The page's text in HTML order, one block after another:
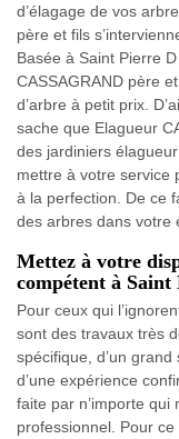
d’élagage de vos
père et fils
Basée à Saint Pierre
CASSAGRAND père
d’arbre à petit prix.
sache que Elagueur
des jardiniers
mettre à votre service
à la perfection. De ce
des arbres dans votre
Mettez à votre
compétent à
Pour ceux qui
sont des travaux très
spécifique, d’un
d’une expérience
faite par n’importe qui
professionnel. Pour